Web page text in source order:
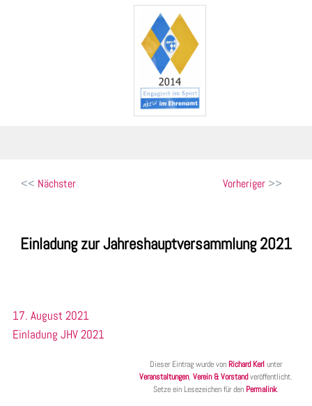
Beitragsnavigation Vorheriger
Nächster
Einladung zur Jahreshauptversammlung 2021
17. August 2021
Einladung JHV 2021
Dieser Eintrag wurde vonRichard Kerlunter
Veranstaltungen, Verein & Vorstandveröffentlicht.
Setze ein Lesezeichen für den Permalink.